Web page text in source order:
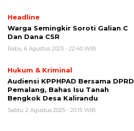
Headline
Warga Semingkir Soroti Galian C
Dan Dana CSR
Rabu, 6 Agustus 2025 - 22:40 WIB
Hukum & Kriminal
Audiensi KPPHPAD Bersama DPRD
Pemalang, Bahas Isu Tanah
Bengkok Desa Kalirandu
Sabtu, 2 Agustus 2025 - 20:15 WIB